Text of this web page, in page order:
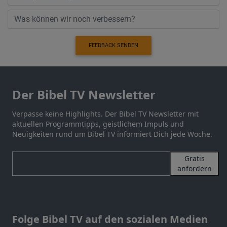
FEEDBACK SENDEN
Der Bibel TV Newsletter
Verpasse keine Highlights. Der Bibel TV Newsletter mit
aktuellen Programmtipps, geistlichem Impuls und
Neuigkeiten rund um Bibel TV informiert Dich jede Woche.
Gratis
anfordern
Folge Bibel TV auf den sozialen Medien